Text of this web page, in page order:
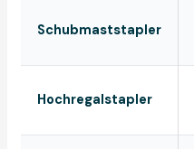
Schubmaststapler
Hochregalstapler